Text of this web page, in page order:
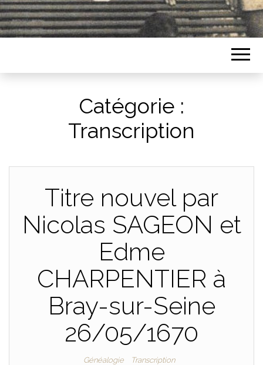
Catégorie :
Transcription
Titre nouvel par
Nicolas SAGEON et
Edme
CHARPENTIER à
Bray-sur-Seine
26/05/1670
Généalogie Transcription